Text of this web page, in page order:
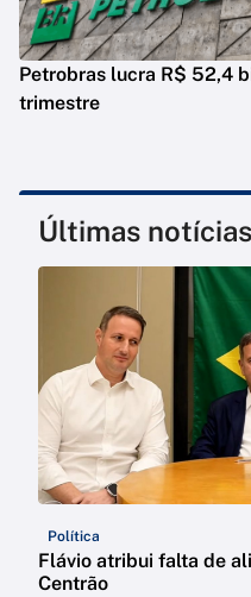
Petrobras lucra R$ 52,4
trimestre
Últimas notícias
Política
Flávio atribui falta de
Centrão